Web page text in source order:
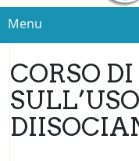
Menu
CORSO